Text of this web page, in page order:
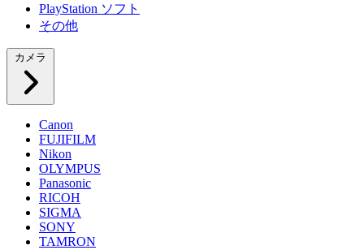
PlayStation ソフト
その他
カメラ
Canon
FUJIFILM
Nikon
OLYMPUS
Panasonic
RICOH
SIGMA
SONY
TAMRON